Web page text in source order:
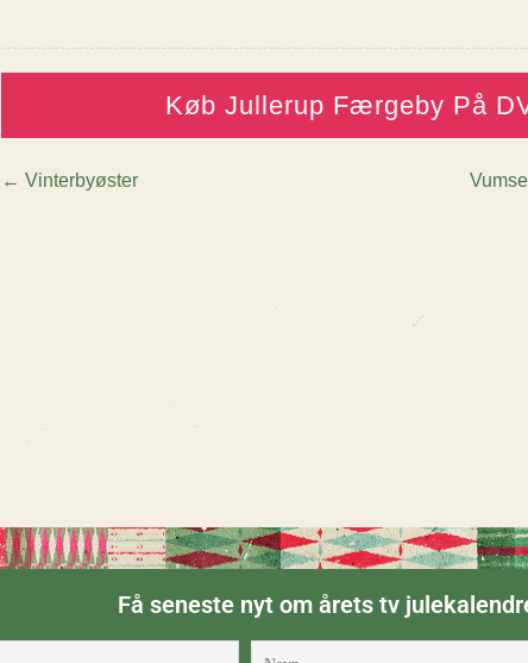
Køb Jullerup Færgeby På
← Vinterbyøster
Få seneste nyt om årets tv